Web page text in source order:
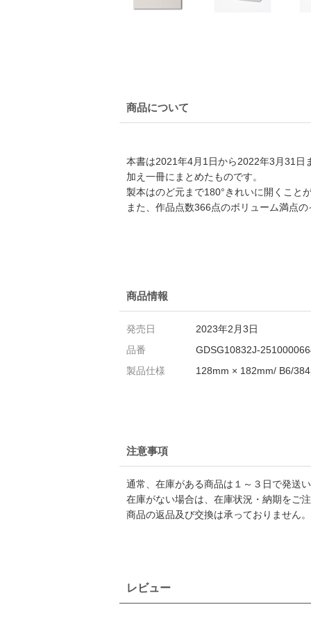
商品について
本書は2021年4月1日から2022年3月31日
加え一冊にまとめたものです。
製本はのど元まで180°きれいに開くこと
また、作品点数366点のボリューム満点
商品情報
発売日
2023年2月3日
品番
GDSG10832J-
製品仕様
128mm × 182mm/ B6/
注意事項
通常、在庫がある商品は１～３日で発送
在庫がない場合は、在庫状況・納期をご
商品の返品及び交換は承っておりません
レビュー